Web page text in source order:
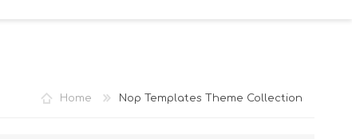
Home Nop Templates Theme Collection